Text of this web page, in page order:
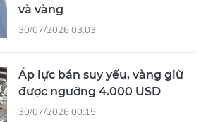
và vàng
30/07/2026 03:03
Áp lực bán suy yếu, vàng giữ
được ngưỡng 4.000 USD
30/07/2026 00:15